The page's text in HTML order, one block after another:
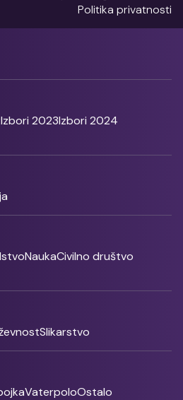
Politika privatnosti
Izbori 2023Izbori 2024
NaukaCivilno društvo
Slikarstvo
VaterpoloOstalo